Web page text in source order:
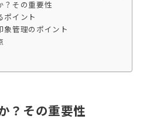
？その重要性
ポイント
象管理のポイント
？その重要性